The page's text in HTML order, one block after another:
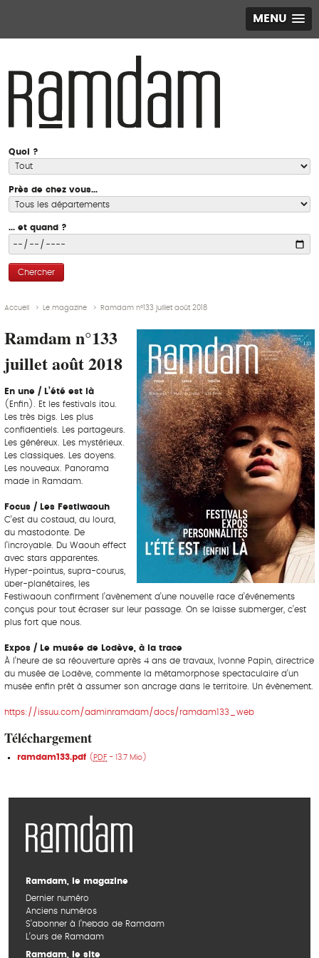
MENU
Quoi ?
Près de chez vous...
... et quand ?
Chercher
Accueil > Le magazine > Ramdam n°133 juillet août 2018
Ramdam n°133
juillet août 2018
En une / L’été est là
(Enfin). Et les festivals itou.
Les très bigs. Les plus
confidentiels. Les partageurs.
Les généreux. Les mystérieux.
Les classiques. Les doyens.
Les nouveaux. Panorama
made in Ramdam.
Focus / Les Festiwaouh
C’est du costaud, du lourd,
du mastodonte. De
l’incroyable. Du Waouh effect
avec stars apparentes.
Hyper-pointus, supra-courus,
über-planétaires, les
Festiwaouh confirment l’avènement d’une nouvelle race d’événements
conçus pour tout écraser sur leur passage. On se laisse submerger, c’est
plus fort que nous.
Expos / Le musée de Lodève, à la trace
À l’heure de sa réouverture après 4 ans de travaux, Ivonne Papin, directrice
du musée de Lodève, commente la métamorphose spectaculaire d’un
musée enfin prêt à assumer son ancrage dans le territoire. Un évènement.
https://issuu.com/adminramdam/docs/ramdam133_web
Téléchargement
ramdam133.pdf ( PDF - 13.7 Mio )
Ramdam, le magazine
Dernier numéro
Anciens numéros
S’abonner à l’hebdo de Ramdam
L’ours de Ramdam
Ramdam, le site